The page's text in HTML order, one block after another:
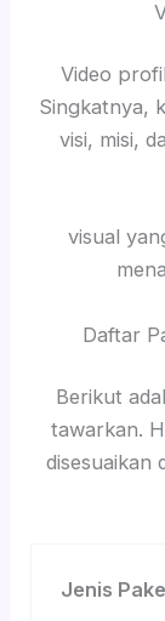
Video
Singkatnya,
visi, misi,
visual
Daftar
Berikut
tawarkan.
disesuaikan
Jenis